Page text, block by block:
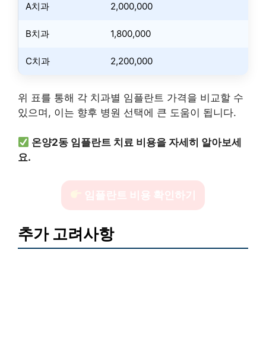
A치과 2,000,000
B치과 1,800,000
C치과 2,200,000
위 표를 통해 각 치과별 임플란트 가격을 비교할 수
있으며, 이는 향후 병원 선택에 큰 도움이 됩니다.
온양2동 임플란트 치료 비용을 자세히 알아보세
요.
임플란트 비용 확인하기
추가 고려사항